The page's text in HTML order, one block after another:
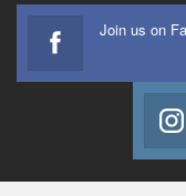
Join us on